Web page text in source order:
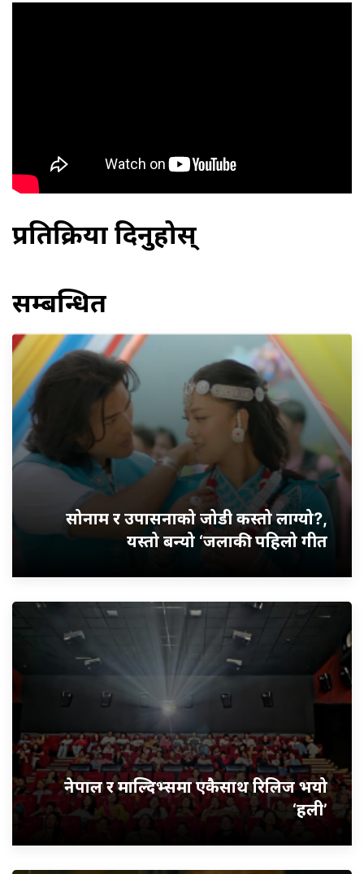
प्रतिक्रिया दिनुहोस्
सम्बन्धित
सोनाम र उपासनाको जोडी कस्तो लाग्यो?,
यस्तो बन्यो ‘जलाकी’ पहिलो गीत
नेपाल र माल्दिभ्समा एकैसाथ रिलिज भयो
‘हली’